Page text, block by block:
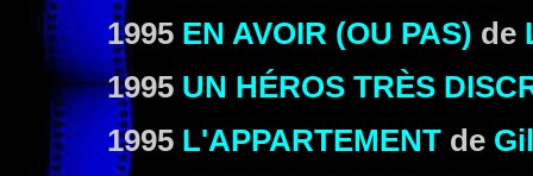
1995 EN AVOIR (OU PAS) de
1995 UN HÉROS TRÈS
1995 L'APPARTEMENT de